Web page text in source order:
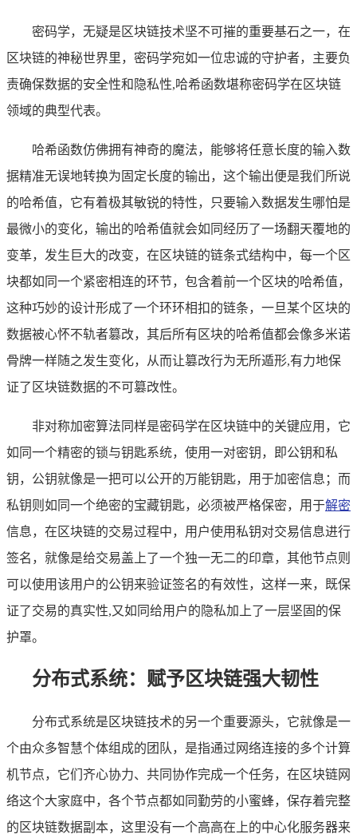
密码学，无疑是区块链技术坚不可摧的重要基石之一，在
区块链的神秘世界里，密码学宛如一位忠诚的守护者，主要负
责确保数据的安全性和隐私性,哈希函数堪称密码学在区块链
领域的典型代表。
哈希函数仿佛拥有神奇的魔法，能够将任意长度的输入数
据精准无误地转换为固定长度的输出，这个输出便是我们所说
的哈希值，它有着极其敏锐的特性，只要输入数据发生哪怕是
最微小的变化，输出的哈希值就会如同经历了一场翻天覆地的
变革，发生巨大的改变，在区块链的链条式结构中，每一个区
块都如同一个紧密相连的环节，包含着前一个区块的哈希值，
这种巧妙的设计形成了一个环环相扣的链条，一旦某个区块的
数据被心怀不轨者篡改，其后所有区块的哈希值都会像多米诺
骨牌一样随之发生变化，从而让篡改行为无所遁形,有力地保
证了区块链数据的不可篡改性。
非对称加密算法同样是密码学在区块链中的关键应用，它
如同一个精密的锁与钥匙系统，使用一对密钥，即公钥和私
钥，公钥就像是一把可以公开的万能钥匙，用于加密信息；而
私钥则如同一个绝密的宝藏钥匙，必须被严格保密，用于解密
信息，在区块链的交易过程中，用户使用私钥对交易信息进行
签名，就像是给交易盖上了一个独一无二的印章，其他节点则
可以使用该用户的公钥来验证签名的有效性，这样一来，既保
证了交易的真实性,又如同给用户的隐私加上了一层坚固的保
护罩。
分布式系统：赋予区块链强大韧性
分布式系统是区块链技术的另一个重要源头，它就像是一
个由众多智慧个体组成的团队，是指通过网络连接的多个计算
机节点，它们齐心协力、共同协作完成一个任务，在区块链网
络这个大家庭中，各个节点都如同勤劳的小蜜蜂，保存着完整
的区块链数据副本，这里没有一个高高在上的中心化服务器来